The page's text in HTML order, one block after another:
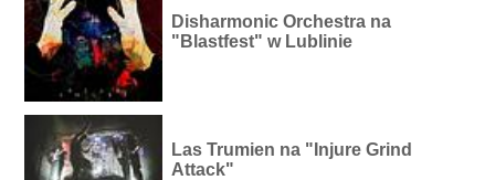
Disharmonic Orchestra na
"Blastfest" w Lublinie
Las Trumien na "Injure Grind
Attack"